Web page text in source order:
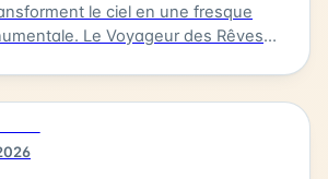
le ciel en une fresque
des Rêves
Inspiré de l'univers du Marchand
un voyage poétique à travers
comme une fresque